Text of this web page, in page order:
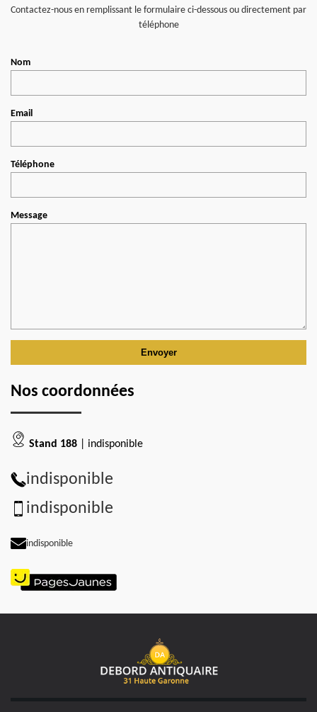
Contactez-nous en remplissant le formulaire ci-dessous ou directement par
téléphone
Nom
Email
Téléphone
Message
Nos coordonnées
Stand 188 | indisponible
indisponible
indisponible
indisponible